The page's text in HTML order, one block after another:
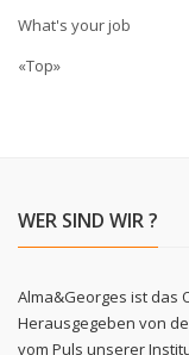
What's your job
«Top»
WER SIND WIR ?
Alma&Georges ist das
Herausgegeben von
vom Puls unserer